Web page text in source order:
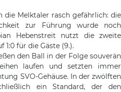
die Melktaler rasch gefährlich: die
zur Führung wurde noch
Hebenstreit nutzt die zweite
1:0 für die Gäste (9.).
den Ball in der Folge souverän
laufen und setzten immer
SVO-Gehäuse. In der zwölften
ein Standard, der den